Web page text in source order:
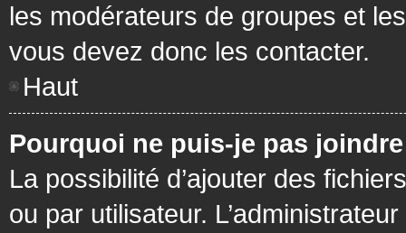
les modérateurs de groupes et
vous devez donc les contacter.
Haut
Pourquoi ne puis-je pas
La possibilité d’ajouter des
ou par utilisateur.